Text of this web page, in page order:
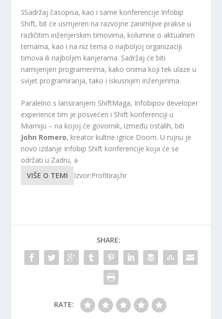
SSadržaj časopisa, kao i same konferencije Infobip
Shift, bit će usmjeren na razvojne zanimljive prakse u
različitim inženjerskim timovima, kolumne o aktualnim
temama, kao i na niz tema o najboljoj organizaciji
timova ili najboljim karijerama. Sadržaj će biti
namijenjen programerima, kako onima koji tek ulaze u
svijet programiranja, tako i iskusnijim inženjerima.
Paralelno s lansiranjem ShiftMaga, Infobipov developer
experience tim je posvećen i Shift konferenciji u
Miamiju – na kojoj će govornik, između ostalih, biti
John Romero, kreator kultne igrice Doom. U rujnu je
novo izdanje Infobip Shift konferencije koja će se
održati u Zadru, a
VIŠE O TEMI
Izvor:Profitiraj.hr
SHARE:
RATE: